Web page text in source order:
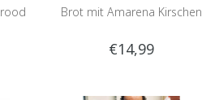
Brot mit Amarena Kirschen
€14,99